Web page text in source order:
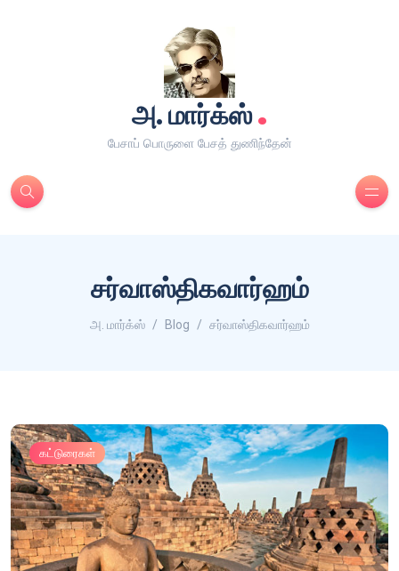
அ. மார்க்ஸ்.
பேசாப் பொருளை பேசத் துணிந்தேன்
சர்வாஸ்திகவார்ஹம்
அ. மார்க்ஸ் Blog சர்வாஸ்திகவார்ஹம்
கட்டுரைகள்